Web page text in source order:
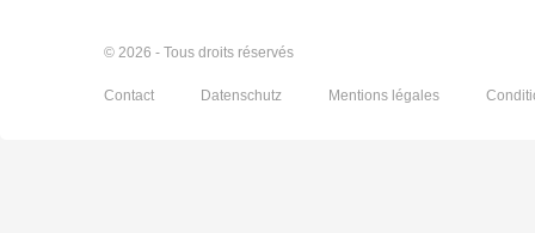
© 2026 - Tous droits réservés
Contact Datenschutz Mentions légales